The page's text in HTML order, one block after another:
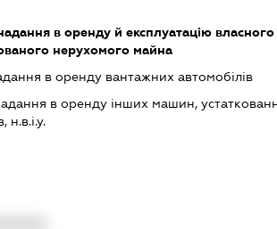
в оренду й експлуатацію власного
нерухомого майна
в оренду вантажних автомобілів
в оренду інших машин,
н.в.і.у.